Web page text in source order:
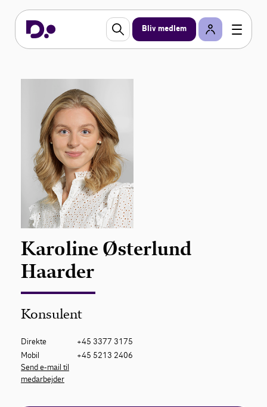
Bliv medlem
Karoline Østerlund
Haarder
Konsulent
Direkte
+45 3377 3175
Mobil
+45 5213 2406
Send e-mail til
medarbejder